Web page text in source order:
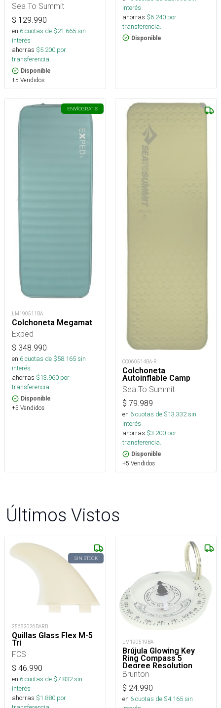
Sea To Summit
$ 129.990
en 6cuotas de $21.665sin
interés
ahorras $5.200 por
transferencia.
Disponible
+5 Vendidos
interés
ahorras $6.240 por
transferencia.
Disponible
ENVÍOGRATIS
LM190511BA
Colchoneta Megamat
Exped
$ 348.990
en 6cuotas de $58.165sin
interés
ahorras $13.960 por
transferencia.
Disponible
+5 Vendidos
OC060514BA-R
Colchoneta
Autoinflable Camp
Sea To Summit
$ 79.989
en 6cuotas de $13.332sin
interés
ahorras $3.200 por
transferencia.
Disponible
+5 Vendidos
Últimos Vistos
SIN STOCK
25682026BARB
Quillas Glass Flex M-5
Tri
FCS
$ 46.990
en 6cuotas de $7.832sin
interés
ahorras $1.880 por
LM190519BA
Brújula Glowing Key
Ring Compass 5
Degree Resolution
Brunton
$ 24.990
en 6cuotas de $4.165sin